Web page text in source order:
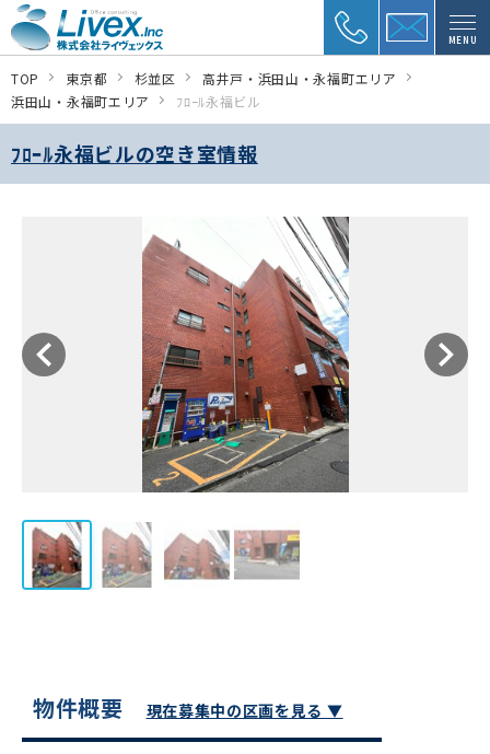
MENU
TOP 東京都 杉並区
高井戸・浜田山・永福町エリア
浜田山・永福町エリア
ﾌﾛｰﾙ永福ビル
ﾌﾛｰﾙ永福ビルの空き室情報
物件概要 現在募集中の区画を見る ▼